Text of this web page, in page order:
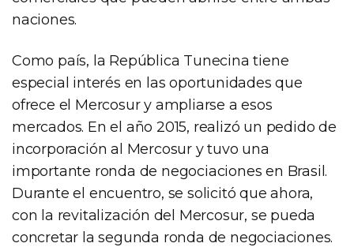
naciones.
Como país, la República Tunecina tiene
especial interés en las oportunidades que
ofrece el Mercosur y ampliarse a esos
mercados. En el año 2015, realizó un pedido de
incorporación al Mercosur y tuvo una
importante ronda de negociaciones en Brasil.
Durante el encuentro, se solicitó que ahora,
con la revitalización del Mercosur, se pueda
concretar la segunda ronda de negociaciones.